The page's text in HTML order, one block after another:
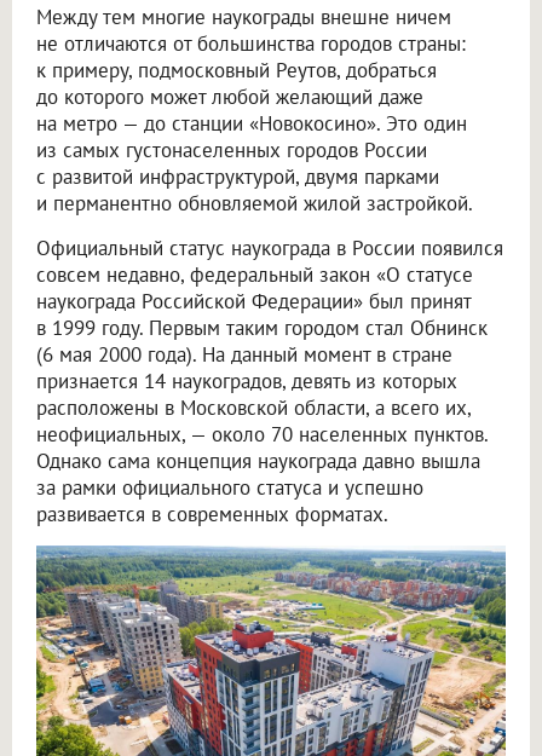
Между тем многие наукограды внешне ничем
не отличаются от большинства городов страны:
к примеру, подмосковный Реутов, добраться
до которого может любой желающий даже
на метро — до станции «Новокосино». Это один
из самых густонаселенных городов России
с развитой инфраструктурой, двумя парками
и перманентно обновляемой жилой застройкой.
Официальный статус наукограда в России появился
совсем недавно, федеральный закон «О статусе
наукограда Российской Федерации» был принят
в 1999 году. Первым таким городом стал Обнинск
(6 мая 2000 года). На данный момент в стране
признается 14 наукоградов, девять из которых
расположены в Московской области, а всего их,
неофициальных, — около 70 населенных пунктов.
Однако сама концепция наукограда давно вышла
за рамки официального статуса и успешно
развивается в современных форматах.